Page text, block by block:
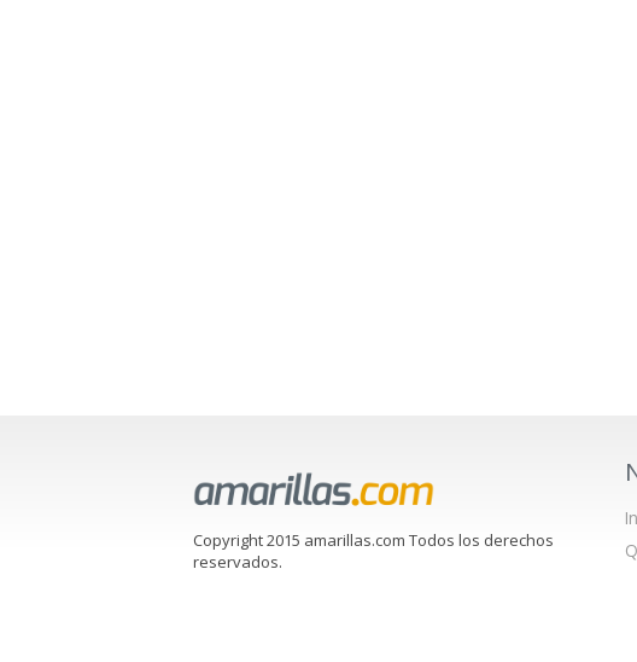
Copyright 2015 amarillas.com Todos los derechos
reservados.